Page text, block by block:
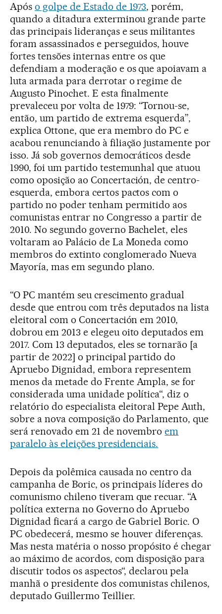
Após o golpe de Estado de 1973, porém,
quando a ditadura exterminou grande parte
das principais lideranças e seus militantes
foram assassinados e perseguidos, houve
fortes tensões internas entre os que
defendiam a moderação e os que apoiavam a
luta armada para derrotar o regime de
Augusto Pinochet. E esta finalmente
prevaleceu por volta de 1979: “Tornou-se,
então, um partido de extrema esquerda”,
explica Ottone, que era membro do PC e
acabou renunciando à filiação justamente por
isso. Já sob governos democráticos desde
1990, foi um partido testemunhal que atuou
como oposição ao Concertación, de centro-
esquerda, embora certos pactos com o
partido no poder tenham permitido aos
comunistas entrar no Congresso a partir de
2010. No segundo governo Bachelet, eles
voltaram ao Palácio de La Moneda como
membros do extinto conglomerado Nueva
Mayoría, mas em segundo plano.
“O PC mantém seu crescimento gradual
desde que entrou com três deputados na lista
eleitoral com o Concertación em 2010,
dobrou em 2013 e elegeu oito deputados em
2017. Com 13 deputados, eles se tornarão [a
partir de 2022] o principal partido do
Apruebo Dignidad, embora representem
menos da metade do Frente Ampla, se for
considerada uma unidade política“, diz o
relatório do especialista eleitoral Pepe Auth,
sobre a nova composição do Parlamento, que
será renovado em 21 de novembroem
paralelo às eleições presidenciais.
Depois da polêmica causada no centro da
campanha de Boric, os principais líderes do
comunismo chileno tiveram que recuar. “A
política externa no Governo do Apruebo
Dignidad ficará a cargo de Gabriel Boric. O
PC obedecerá, mesmo se houver diferenças.
Mas nesta matéria o nosso propósito é chegar
ao máximo de acordos, com disposição para
discutir todos os aspectos“, declarou pela
manhã o presidente dos comunistas chilenos,
deputado Guillermo Teillier.